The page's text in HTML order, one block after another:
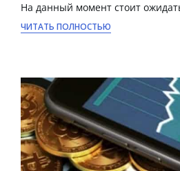
На данный момент стоит
ЧИТАТЬ ПОЛНОСТЬЮ